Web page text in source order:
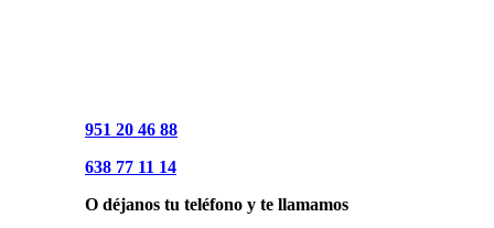
951 20 46 88
638 77 11 14
O déjanos tu teléfono y te llamamos